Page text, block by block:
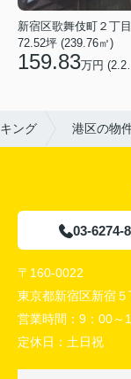
新宿区歌舞伎町２丁目
72.52坪 (239.76㎡)
159.83万円 (2.2万円/坪)
ング 港区の物
03-6274-
〒160-0022
東京都新宿区新宿
営業時間： 9：00～
定休日： 土日祝